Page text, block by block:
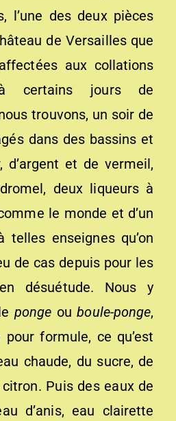
l’une des deux pièces
de Versailles que
aux collations
certains jours de
trouvons, un soir de
dans des bassins et
d’argent et de vermeil,
deux liqueurs à
le monde et d’un
telles enseignes qu’on
de cas depuis pour les
désuétude. Nous y
ponge ouboule-ponge,
formule, ce qu’est
chaude, du sucre, de
citron. Puis des eaux de
d’anis, eau clairette